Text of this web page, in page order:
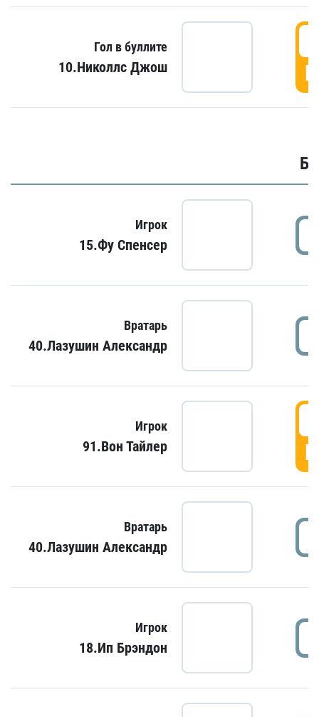
Гол в буллите
10.Николлс Джош
Игрок
15.Фу Спенсер
Вратарь
40.Лазушин Александр
Игрок
91.Вон Тайлер
Вратарь
40.Лазушин Александр
Игрок
18.Ип Брэндон